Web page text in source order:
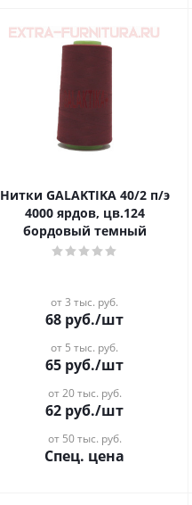
Нитки GALAKTIKA 40/2 п/э
4000 ярдов, цв.124
бордовый темный
от 3 тыс. руб.
68 руб./шт
от 5 тыс. руб.
65 руб./шт
от 20 тыс. руб.
62 руб./шт
от 50 тыс. руб.
Спец. цена